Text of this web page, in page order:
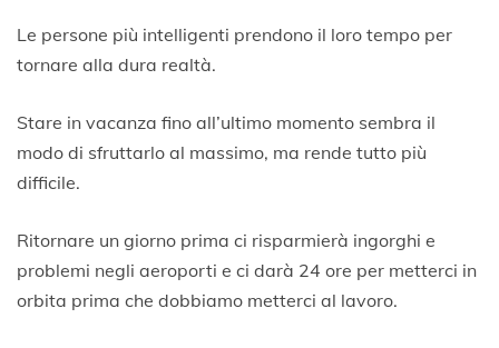
Le persone più intelligenti prendono il loro tempo per
tornare alla dura realtà.
Stare in vacanza fino all’ultimo momento sembra il
modo di sfruttarlo al massimo, ma rende tutto più
difficile.
Ritornare un giorno prima ci risparmierà ingorghi e
problemi negli aeroporti e ci darà 24 ore per metterci in
orbita prima che dobbiamo metterci al lavoro.